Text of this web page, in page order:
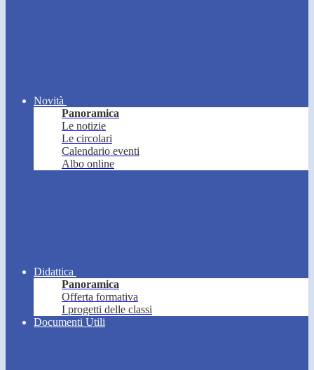
Novità
Panoramica
Le notizie
Le circolari
Calendario eventi
Albo online
Didattica
Panoramica
Offerta formativa
I progetti delle classi
Documenti Utili